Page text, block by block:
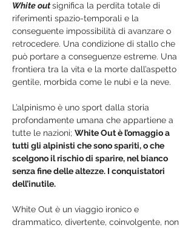
White out significa la perdita totale di
riferimenti spazio-temporali e la
conseguente impossibilità di avanzare o
retrocedere. Una condizione di stallo che
può portare a conseguenze estreme. Una
frontiera tra la vita e la morte dall’aspetto
gentile, morbida come le nubi e la neve.
L’alpinismo è uno sport dalla storia
profondamente umana che appartiene a
tutte le nazioni; White Out è l’omaggio a
tutti gli alpinisti che sono spariti, o che
scelgono il rischio di sparire, nel bianco
senza fine delle altezze. I conquistatori
dell’inutile.
White Out è un viaggio ironico e
drammatico, divertente, coinvolgente, non